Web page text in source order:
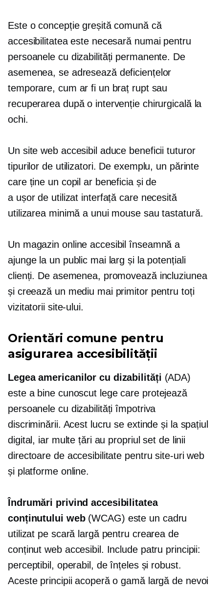
Este o concepție greșită comună că
accesibilitatea este necesară numai pentru
persoanele cu dizabilități permanente. De
asemenea, se adresează deficiențelor
temporare, cum ar fi un braț rupt sau
recuperarea după o intervenție chirurgicală la
ochi.
Un site web accesibil aduce beneficii tuturor
tipurilor de utilizatori. De exemplu, un părinte
care ține un copil ar beneficia și de
a ușor de utilizat interfață care necesită
utilizarea minimă a unui mouse sau tastatură.
Un magazin online accesibil înseamnă a
ajunge la un public mai larg și la potențiali
clienți. De asemenea, promovează incluziunea
și creează un mediu mai primitor pentru toți
vizitatorii site-ului.
Orientări comune pentru
asigurarea accesibilității
Legea americanilor cu dizabilități (ADA)
este a bine cunoscut lege care protejează
persoanele cu dizabilități împotriva
discriminării. Acest lucru se extinde și la spațiul
digital, iar multe țări au propriul set de linii
directoare de accesibilitate pentru site-uri web
și platforme online.
Îndrumări privind accesibilitatea
conținutului web(WCAG) este un cadru
utilizat pe scară largă pentru crearea de
conținut web accesibil. Include patru principii:
perceptibil, operabil, de înțeles și robust.
Aceste principii acoperă o gamă largă de nevoi